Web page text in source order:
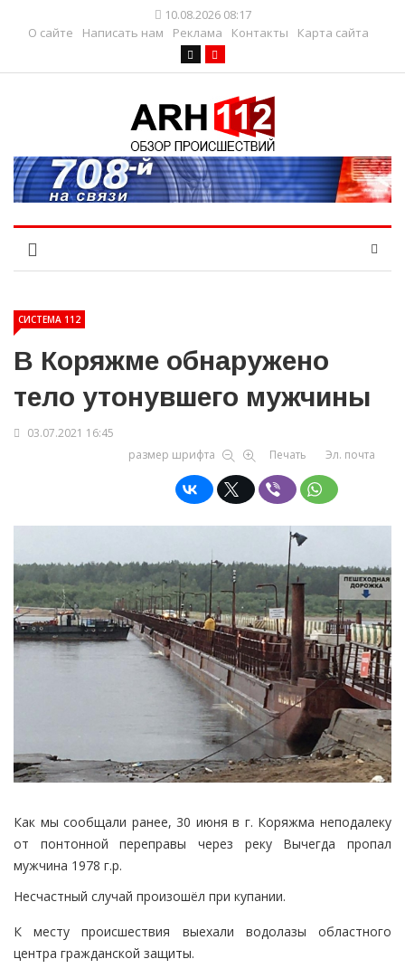
10.08.2026 08:17
О сайте
Написать нам Реклама Контакты Карта сайта
СИСТЕМА 112
В Коряжме обнаружено
тело утонувшего мужчины
03.07.2021 16:45
размер шрифта
Печать Эл. почта
Как мы сообщали ранее, 30 июня в г. Коряжма неподалеку
от понтонной переправы через реку Вычегда пропал
мужчина 1978 г.р.
Несчастный случай произошёл при купании.
К месту происшествия выехали водолазы областного
центра гражданской защиты.